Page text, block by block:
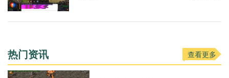
热门资讯 查看更多